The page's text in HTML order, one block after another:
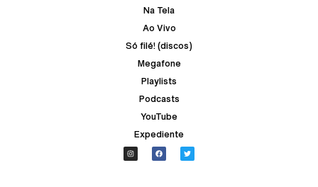
Na Tela
Ao Vivo
Só filé! (discos)
Megafone
Playlists
Podcasts
YouTube
Expediente